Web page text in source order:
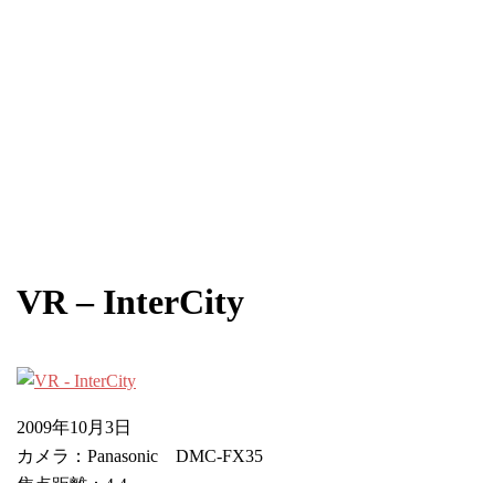
VR – InterCity
2009年10月3日
カメラ：Panasonic DMC-FX35